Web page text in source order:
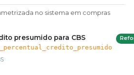
no sistema em compras
presumido para CBS